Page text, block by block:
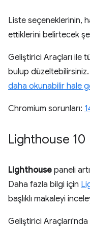
Liste seçeneklerinin,
ettiklerini belirtecek
Geliştirici Araçları ile
bulup
daha okunabilir hale
Chromium sorunları:
Lighthouse 10
Lighthouse paneli
Daha fazla bilgi için
başlıklı makaleyi
Geliştirici Araçları'nda